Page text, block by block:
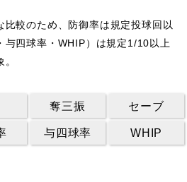
比較のため、防御率は規定投球回以
与四球率・WHIP）は規定1/10以上
奪三振 セーブ
与四球率 WHIP